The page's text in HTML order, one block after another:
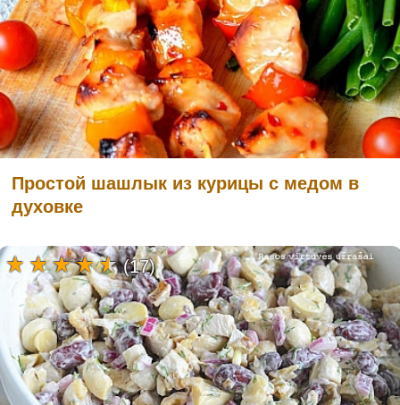
Простой шашлык из курицы с медом в
духовке
(17)